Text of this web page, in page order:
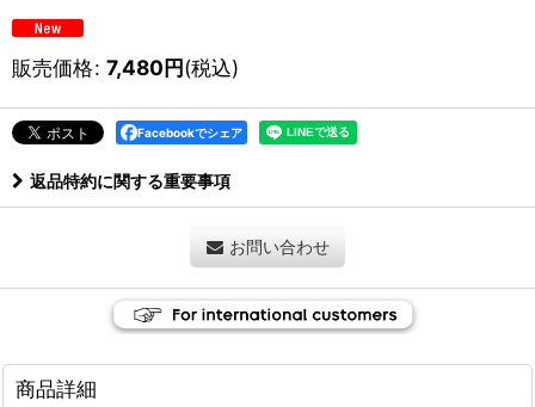
販売価格: 7,480円(税込)
Facebookでシェア
返品特約に関する重要事項
お問い合わせ
商品詳細